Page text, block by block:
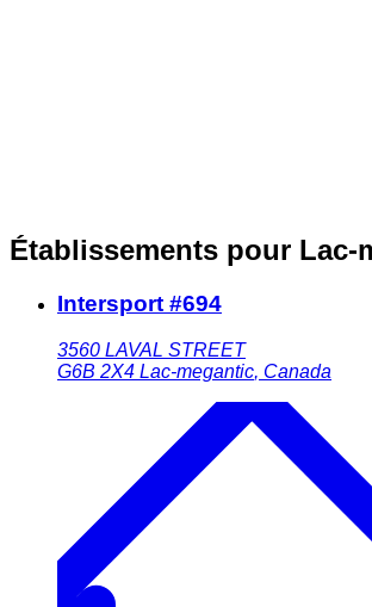
Établissements pour Lac-
Intersport #694
3560 LAVAL STREET
G6B 2X4 Lac-megantic, Canada